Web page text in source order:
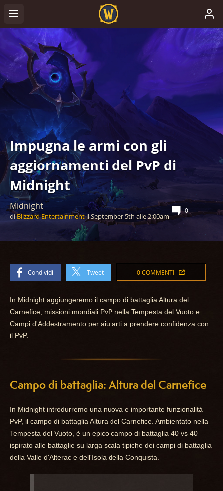
Impugna le armi con gli
aggiornamenti del PvP di
Midnight
Midnight
diBlizzard EntertainmentilSeptember 5th alle2:00am
0
Condividi Tweet 0 COMMENTI
In Midnight aggiungeremo il campo di battaglia Altura del
Carnefice, missioni mondiali PvP nella Tempesta del Vuoto e
Campi d'Addestramento per aiutarti a prendere confidenza con
il PvP.
Campo di battaglia: Altura del Carnefice
In Midnight introdurremo una nuova e importante funzionalità
PvP, il campo di battaglia Altura del Carnefice. Ambientato nella
Tempesta del Vuoto, è un epico campo di battaglia 40 vs 40
ispirato alle battaglie su larga scala tipiche dei campi di battaglia
della Valle d'Alterac e dell'Isola della Conquista.